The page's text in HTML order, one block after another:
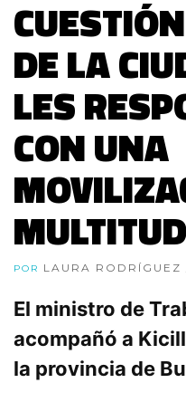
DE LA
LES
CON UNA
POR LAURA RODRÍGUEZ
El ministro de
acompañó a
la provincia de